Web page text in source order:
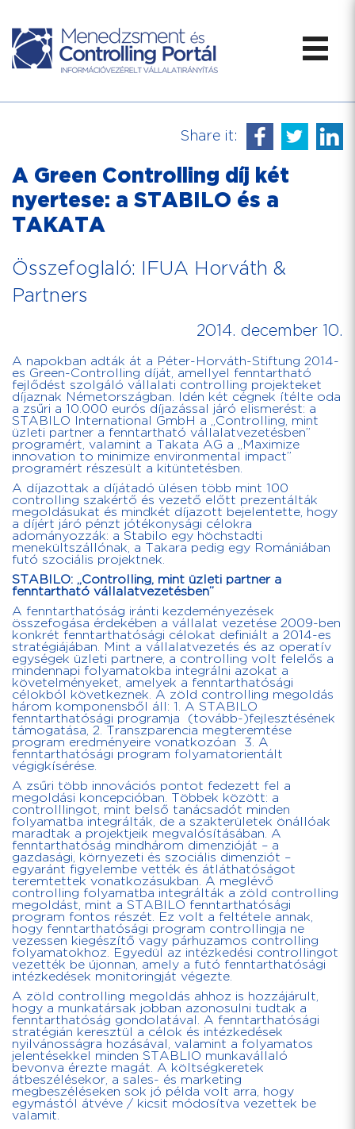
Share it:
A Green Controlling díj két
nyertese: a STABILO és a
TAKATA
Összefoglaló: IFUA Horváth &
Partners
2014. december 10.
A napokban adták át a Péter-Horváth-Stiftung 2014-
es Green-Controlling díját, amellyel fenntartható
fejlődést szolgáló vállalati controlling projekteket
díjaznak Németországban. Idén két cégnek ítélte oda
a zsűri a 10.000 eurós díjazással járó elismerést: a
STABILO International GmbH a „Controlling, mint
üzleti partner a fenntartható vállalatvezetésben”
programért, valamint a Takata AG a „Maximize
innovation to minimize environmental impact”
programért részesült a kitüntetésben.
A díjazottak a díjátadó ülésen több mint 100
controlling szakértő és vezető előtt prezentálták
megoldásukat és mindkét díjazott bejelentette, hogy
a díjért járó pénzt jótékonysági célokra
adományozzák: a Stabilo egy höchstadti
menekültszállónak, a Takara pedig egy Romániában
futó szociális projektnek.
STABILO: „Controlling, mint üzleti partner a
fenntartható vállalatvezetésben”
A fenntarthatóság iránti kezdeményezések
összefogása érdekében a vállalat vezetése 2009-ben
konkrét fenntarthatósági célokat definiált a 2014-es
stratégiájában. Mint a vállalatvezetés és az operatív
egységek üzleti partnere, a controlling volt felelős a
mindennapi folyamatokba integrálni azokat a
követelményeket, amelyek a fenntarthatósági
célokból következnek. A zöld controlling megoldás
három komponensből áll: 1. A STABILO
fenntarthatósági programja (tovább-)fejlesztésének
támogatása, 2. Transzparencia megteremtése
program eredményeire vonatkozóan 3. A
fenntarthatósági program folyamatorientált
végigkísérése.
A zsűri több innovációs pontot fedezett fel a
megoldási koncepcióban. Többek között: a
controlllingot, mint belső tanácsadót minden
folyamatba integrálták, de a szakterületek önállóak
maradtak a projektjeik megvalósításában. A
fenntarthatóság mindhárom dimenzióját – a
gazdasági, környezeti és szociális dimenziót –
egyaránt figyelembe vették és átláthatóságot
teremtettek vonatkozásukban. A meglévő
controlling folyamatba integrálták a zöld controlling
megoldást, mint a STABILO fenntarthatósági
program fontos részét. Ez volt a feltétele annak,
hogy fenntarthatósági program controllingja ne
vezessen kiegészítő vagy párhuzamos controlling
folyamatokhoz. Egyedül az intézkedési controllingot
vezették be újonnan, amely a futó fenntarthatósági
intézkedések monitoringját végezte.
A zöld controlling megoldás ahhoz is hozzájárult,
hogy a munkatársak jobban azonosulni tudtak a
fenntarthatóság gondolatával. A fenntarthatósági
stratégián keresztül a célok és intézkedések
nyilvánosságra hozásával, valamint a folyamatos
jelentésekkel minden STABLIO munkavállaló
bevonva érezte magát. A költségkeretek
átbeszélésekor, a sales- és marketing
megbeszéléseken sok jó példa volt arra, hogy
egymástól átvéve / kicsit módosítva vezettek be
valamit.